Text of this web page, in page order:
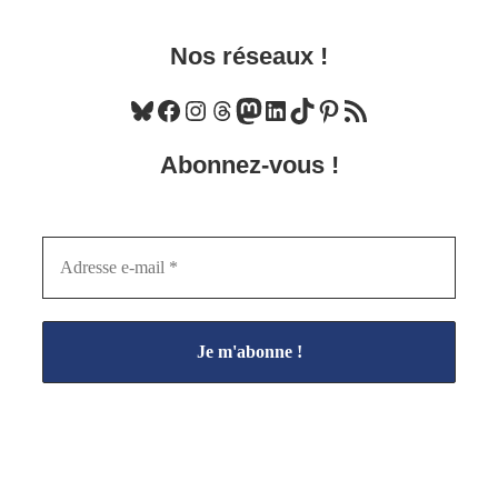
Nos réseaux !
Bluesky Facebook Instagram Threads Mastodon LinkedIn TikTok Pinterest Flux RSS
Abonnez-vous !